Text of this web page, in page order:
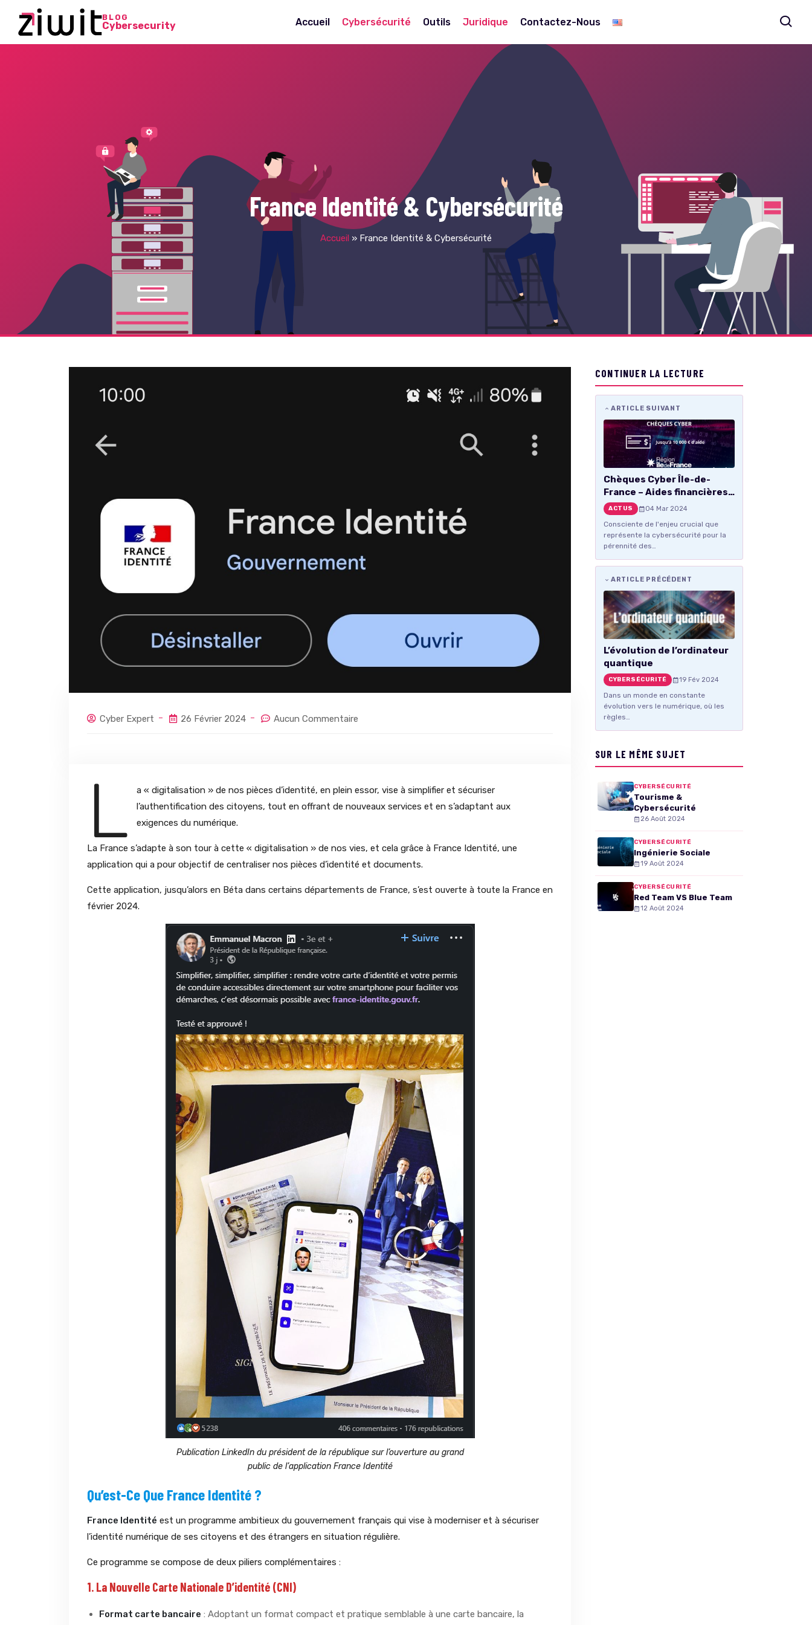
BLOG
Cybersecurity Accueil Cybersécurité Outils Juridique Contactez-Nous
France Identité & Cybersécurité
Accueil » France Identité & Cybersécurité
Cyber Expert 26 Février 2024 Aucun Commentaire
L
a « digitalisation » de nos pièces d’identité, en plein essor, vise à simplifier et sécuriser
l’authentification des citoyens, tout en offrant de nouveaux services et en s’adaptant aux
exigences du numérique.
La France s’adapte à son tour à cette « digitalisation » de nos vies, et cela grâce à France Identité, une
application qui a pour objectif de centraliser nos pièces d’identité et documents.
Cette application, jusqu’alors en Béta dans certains départements de France, s’est ouverte à toute la France en
février 2024.
Publication LinkedIn du président de la république sur l’ouverture au grand
public de l’application France Identité
Qu’est-Ce Que France Identité ?
France Identité est un programme ambitieux du gouvernement français qui vise à moderniser et à sécuriser
l’identité numérique de ses citoyens et des étrangers en situation régulière.
Ce programme se compose de deux piliers complémentaires :
1. La Nouvelle Carte Nationale D’identité (CNI)
Format carte bancaire : Adoptant un format compact et pratique semblable à une carte bancaire, la
CONTINUER LA LECTURE
ARTICLE SUIVANT
Chèques Cyber Île-de-
France – Aides financières
pour la protection
informatique des PME
franciliennes
ACTUS 04 Mar 2024
Consciente de l'enjeu crucial que
représente la cybersécurité pour la
pérennité des…
ARTICLE PRÉCÉDENT
L’évolution de l’ordinateur
quantique
CYBERSÉCURITÉ 19 Fév 2024
Dans un monde en constante
évolution vers le numérique, où les
règles…
SUR LE MÊME SUJET
CYBERSÉCURITÉ
Tourisme &
Cybersécurité
26 Août 2024
CYBERSÉCURITÉ
Ingénierie Sociale
19 Août 2024
CYBERSÉCURITÉ
Red Team VS Blue Team
12 Août 2024